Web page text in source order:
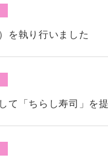
を執り行いました
て「ちらし寿司」を